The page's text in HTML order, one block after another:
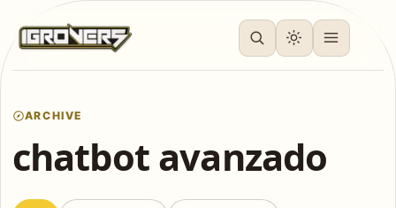
ARCHIVE
chatbot avanzado